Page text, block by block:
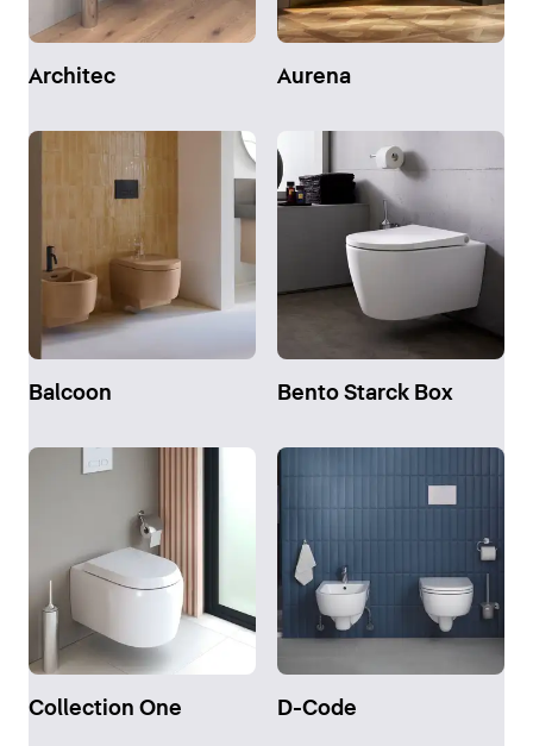
Architec Aurena
Balcoon Bento Starck Box
Collection One D-Code